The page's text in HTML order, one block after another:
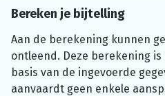
Bereken je bijtelling
Aan de berekening kunnen
ontleend. Deze berekening
basis van de ingevoerde
aanvaardt geen enkele